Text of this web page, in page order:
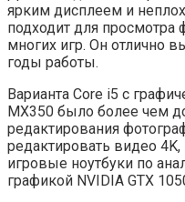
ярким дисплеем и
подходит для
многих игр. Он отлично
годы работы.
Варианта Core i5 с
MX350 было более чем
редактирования
редактировать видео
игровые ноутбуки по
графикой NVIDIA GTX